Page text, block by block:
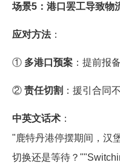
场景5：港口罢工导致物
应对方法：
① 多港口预案 ：提前报
② 责任切割 ：援引合同
中英文话术 ：
"鹿特丹港停摆期间，汉
切换还是等待？ ""Switc